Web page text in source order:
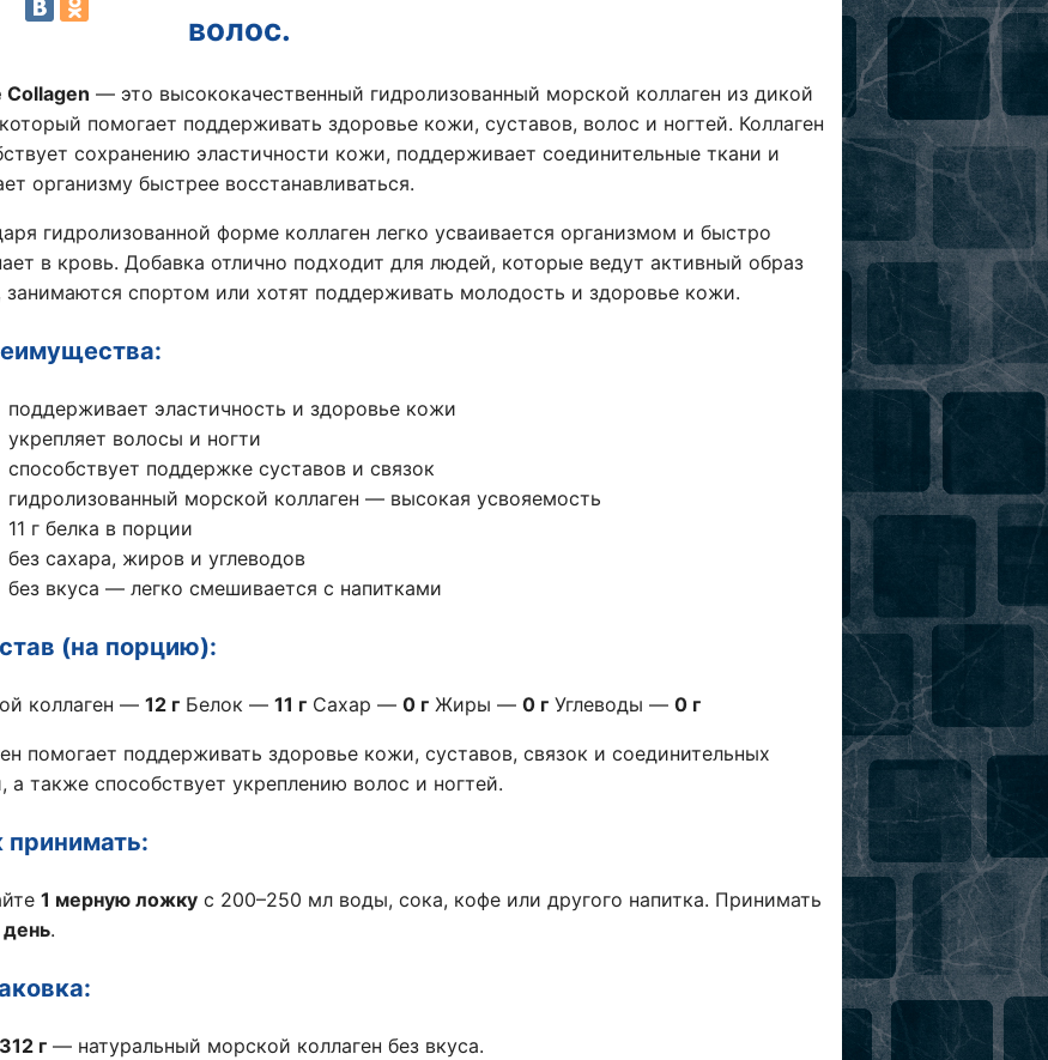
волос.
Collagen — это высококачественный гидролизованный морской коллаген из дикой
помогает поддерживать здоровье кожи, суставов, волос и ногтей. Коллаген
сохранению эластичности кожи, поддерживает соединительные ткани и
организму быстрее восстанавливаться.
гидролизованной форме коллаген легко усваивается организмом и быстро
в кровь. Добавка отлично подходит для людей, которые ведут активный образ
занимаются спортом или хотят поддерживать молодость и здоровье кожи.
поддерживает эластичность и здоровье кожи
укрепляет волосы и ногти
способствует поддержке суставов и связок
гидролизованный морской коллаген — высокая усвояемость
11 г белка в порции
без сахара, жиров и углеводов
без вкуса — легко смешивается с напитками
(на порцию):
коллаген — 12 г Белок — 11 г Сахар — 0 г Жиры — 0 г Углеводы — 0 г
помогает поддерживать здоровье кожи, суставов, связок и соединительных
а также способствует укреплению волос и ногтей.
принимать:
1 мерную ложку с 200–250 мл воды, сока, кофе или другого напитка. Принимать
день.
312 г — натуральный морской коллаген без вкуса.